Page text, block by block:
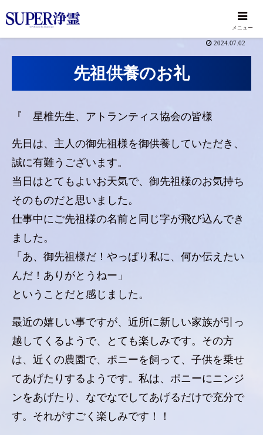
2024.07.02
先祖供養のお礼
『 星椎先生、アトランティス協会の皆様
先日は、主人の御先祖様を御供養していただき、
誠に有難うございます。
当日はとてもよいお天気で、御先祖様のお気持ち
そのものだと思いました。
仕事中にご先祖様の名前と同じ字が飛び込んでき
ました。
「あ、御先祖様だ！やっぱり私に、何か伝えたい
んだ！ありがとうねー」
ということだと感じました。
最近の嬉しい事ですが、近所に新しい家族が引っ
越してくるようで、とても楽しみです。その方
は、近くの農園で、ポニーを飼って、子供を乗せ
てあげたりするようです。私は、ポニーにニンジ
ンをあげたり、なでなでしてあげるだけで充分で
す。それがすごく楽しみです！！
メニュー